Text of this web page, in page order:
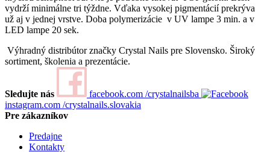
vydrží minimálne tri týždne. Vďaka vysokej pigmentácií prekrýva
už aj v jednej vrstve. Doba polymerizácie v UV lampe 3 min. a v
LED lampe 20 sek.
Výhradný distribútor značky Crystal Nails pre Slovensko. Široký
sortiment, školenia a prezentácie.
Sledujte nás facebook.com /crystalnailsba
instagram.com /crystalnails.slovakia
Pre zákazníkov
Predajne
Kontakty